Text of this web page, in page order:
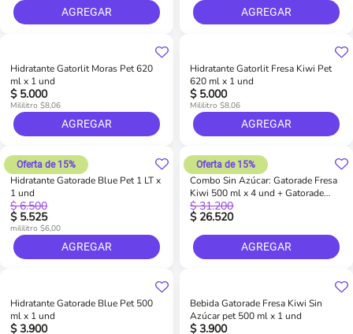
AGREGAR AGREGAR
Hidratante Gatorlit Moras Pet 620
ml x 1 und
$ 5.000
Mililitro $8,06
AGREGAR
Hidratante Gatorlit Fresa Kiwi Pet
620 ml x 1 und
$ 5.000
Mililitro $8,06
AGREGAR
Hidratante Gatorade Blue Pet 1 LT x
1 und
Oferta de 15%
$ 6.500
$ 5.525
mililitro $6,00
AGREGAR
Combo Sin Azúcar: Gatorade Fresa
Kiwi 500 ml x 4 und + Gatorade
Naranja 500 ml x 4 und
$ 26.520
$ 31.200
Oferta de 15%
AGREGAR
Hidratante Gatorade Blue Pet 500
ml x 1 und
$ 3.900
Bebida Gatorade Fresa Kiwi Sin
Azúcar pet 500 ml x 1 und
$ 3.900